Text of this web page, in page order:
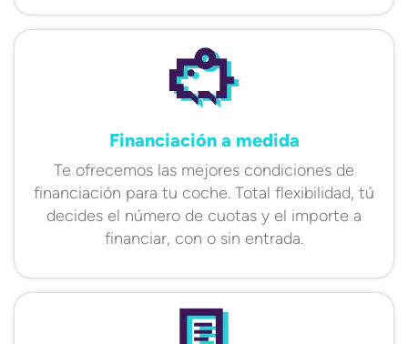
Financiación a medida
Te ofrecemos las mejores condiciones de
financiación para tu coche. Total flexibilidad, tú
decides el número de cuotas y el importe a
financiar, con o sin entrada.